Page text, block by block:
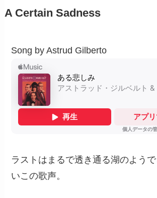
A Certain Sadness
Song by Astrud Gilberto
ラストはまるで透き通る湖のよう
いこの歌声。